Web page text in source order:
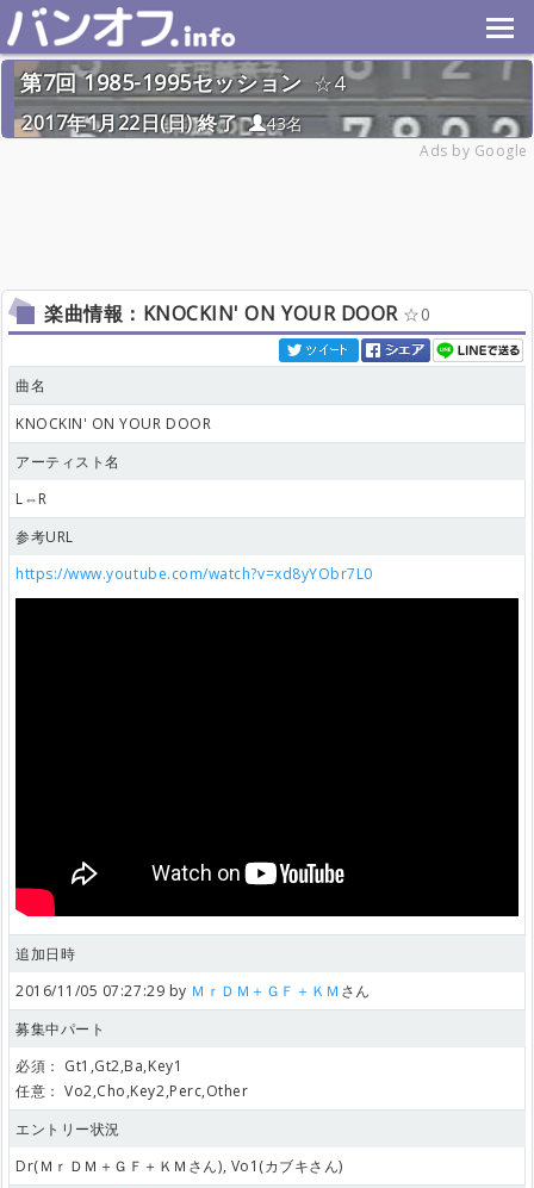
第7回 1985-1995セッション
4
2017年1月22日(日) 終了
43名
Ads by Google
楽曲情報：KNOCKIN' ON YOUR DOOR 0
曲名
KNOCKIN' ON YOUR DOOR
アーティスト名
L⇔R
参考URL
https://www.youtube.com/watch?v=xd8yYObr7L0
追加日時
2016/11/05 07:27:29 by ＭｒＤＭ＋ＧＦ＋ＫＭ さん
募集中パート
必須： Gt1,Gt2,Ba,Key1
任意： Vo2,Cho,Key2,Perc,Other
エントリー状況
Dr(ＭｒＤＭ＋ＧＦ＋ＫＭさん), Vo1(カブキさん)